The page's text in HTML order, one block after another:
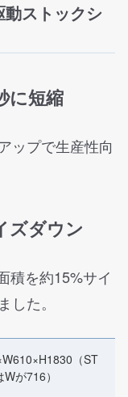
ストックシ
に短縮
ップで生産性向
ズダウン
積を約15%サイ
た。
（ST
Wが716）